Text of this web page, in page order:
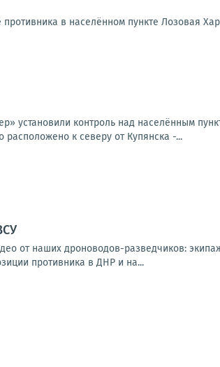
в населённом пункте Лозовая
установили контроль над населённым
к северу от Купянска -...
от наших дроноводов-разведчиков:
противника в ДНР и на...